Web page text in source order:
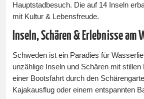
Hauptstadbesuch. Die auf 14 Inseln
mit Kultur & Lebensfreude.
Inseln, Schären & Erlebnisse am
Schweden ist ein Paradies für
unzählige Inseln und Schären mit stillen
einer Bootsfahrt durch den
Kajakausflug oder einem entspannten